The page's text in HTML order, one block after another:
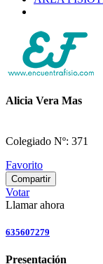
Alicia Vera Mas
Colegiado Nº: 371
Favorito
Compartir
Votar
Llamar ahora
635607279
Presentación